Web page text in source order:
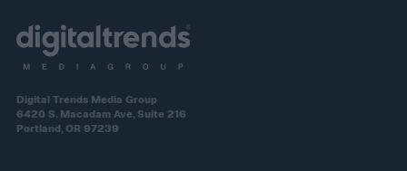
Digital Trends Media Group
6420 S. Macadam Ave, Suite 216
Portland, OR 97239